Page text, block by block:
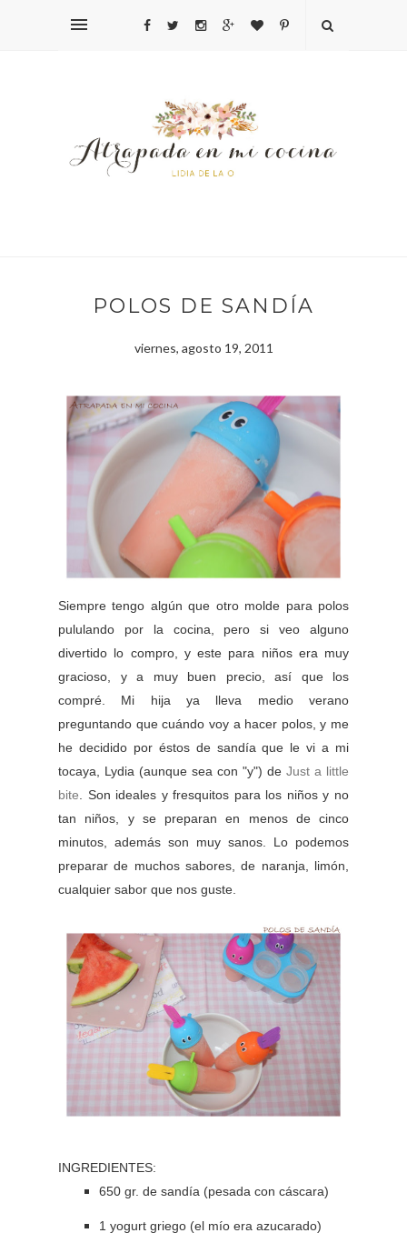
POLOS DE SANDÍA
viernes, agosto 19, 2011
Siempre tengo algún que otro molde para polos
pululando por la cocina, pero si veo alguno
divertido lo compro, y este para niños era muy
gracioso, y a muy buen precio, así que los
compré. Mi hija ya lleva medio verano
preguntando que cuándo voy a hacer polos, y me
he decidido por éstos de sandía que le vi a mi
tocaya, Lydia (aunque sea con "y") de Just a little
bite. Son ideales y fresquitos para los niños y no
tan niños, y se preparan en menos de cinco
minutos, además son muy sanos. Lo podemos
preparar de muchos sabores, de naranja, limón,
cualquier sabor que nos guste.
INGREDIENTES:
650 gr. de sandía (pesada con cáscara)
1 yogurt griego (el mío era azucarado)